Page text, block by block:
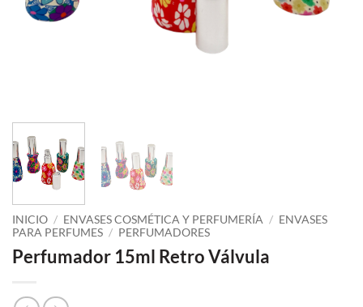
INICIO / ENVASES COSMÉTICA Y PERFUMERÍA / ENVASES
PARA PERFUMES / PERFUMADORES
Perfumador 15ml Retro Válvula